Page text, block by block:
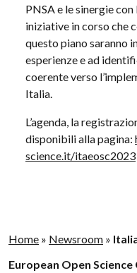
PNSA e le sinergie
iniziative in corso che
questo piano saranno
esperienze e ad
coerente verso
Italia.
L’agenda, la
disponibili alla pagina:
science.it/itaeosc2023
Home » Newsroom »
European Open Science